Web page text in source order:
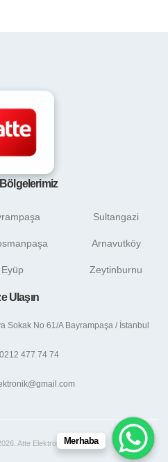
Eyüp
Sultangazi
Arnavutköy
Zeytinburnu
Ulaşın
Sokak No 61/A Bayrampaşa / İstanbul
0212 477 74 74
Atte Elektronik .Merhaba